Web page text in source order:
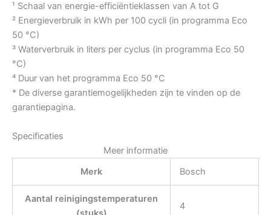
¹ Schaal van energie-efficiëntieklassen van A tot G
² Energieverbruik in kWh per 100 cycli (in programma Eco
50 °C)
³ Waterverbruik in liters per cyclus (in programma Eco 50
°C)
⁴ Duur van het programma Eco 50 °C
* De diverse garantiemogelijkheden zijn te vinden op de
garantiepagina.
Specificaties
Meer informatie
Merk
Bosch
Aantal reinigingstemperaturen
4